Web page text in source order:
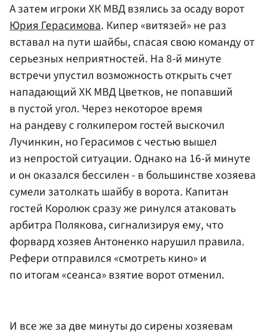
А затем игроки ХК МВД взялись за осаду ворот
Юрия Герасимова. Кипер «витязей» не раз
вставал на пути шайбы, спасая свою команду от
серьезных неприятностей. На 8-й минуте
встречи упустил возможность открыть счет
нападающий ХК МВД Цветков, не попавший
в пустой угол. Через некоторое время
на рандеву с голкипером гостей выскочил
Лучинкин, но Герасимов с честью вышел
из непростой ситуации. Однако на 16-й минуте
и он оказался бессилен - в большинстве хозяева
сумели затолкать шайбу в ворота. Капитан
гостей Королюк сразу же ринулся атаковать
арбитра Полякова, сигнализируя ему, что
форвард хозяев Антоненко нарушил правила.
Рефери отправился «смотреть кино» и
по итогам «сеанса» взятие ворот отменил.
И все же за две минуты до сирены хозяевам